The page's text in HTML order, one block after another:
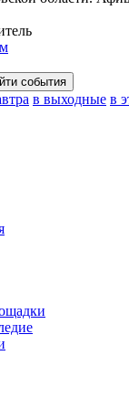
в выходные в